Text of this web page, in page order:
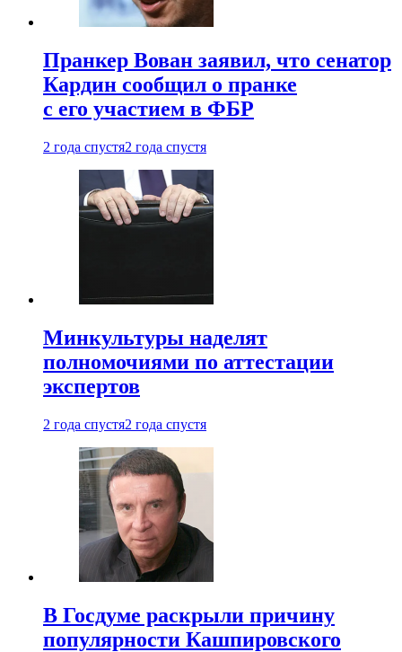
Пранкер Вован заявил, что сенатор
Кардин сообщил о пранке
с его участием в ФБР
2 года спустя2 года спустя
Минкультуры наделят
полномочиями по аттестации
экспертов
2 года спустя2 года спустя
В Госдуме раскрыли причину
популярности Кашпировского